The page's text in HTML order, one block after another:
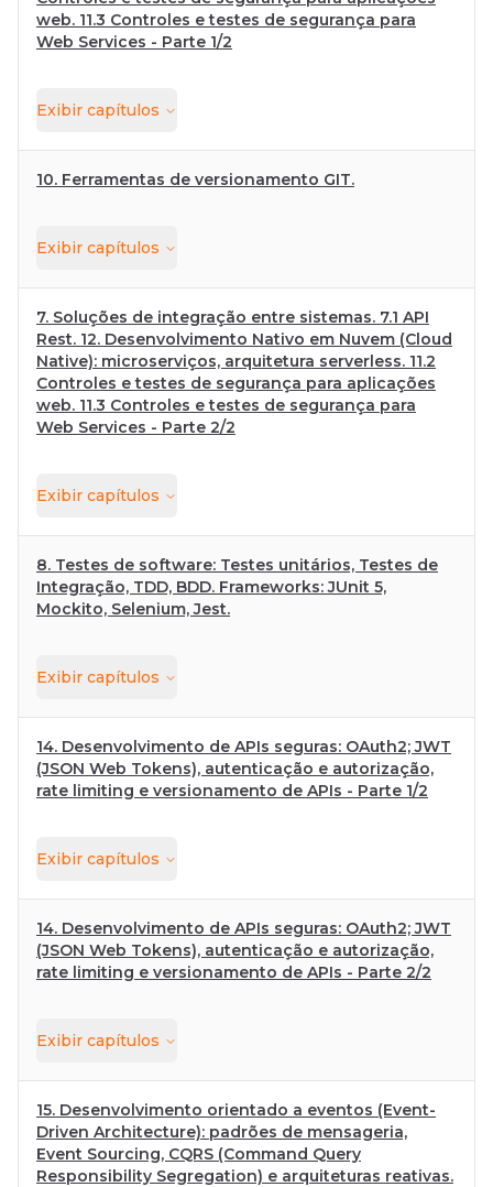
web. 11.3 Controles e testes de segurança para
Web Services - Parte 1/2
Exibir capítulos
10. Ferramentas de versionamento GIT.
Exibir capítulos
7. Soluções de integração entre sistemas. 7.1 API
Rest. 12. Desenvolvimento Nativo em Nuvem (Cloud
Native): microserviços, arquitetura serverless. 11.2
Controles e testes de segurança para aplicações
web. 11.3 Controles e testes de segurança para
Web Services - Parte 2/2
Exibir capítulos
8. Testes de software: Testes unitários, Testes de
Integração, TDD, BDD. Frameworks: JUnit 5,
Mockito, Selenium, Jest.
Exibir capítulos
14. Desenvolvimento de APIs seguras: OAuth2; JWT
(JSON Web Tokens), autenticação e autorização,
rate limiting e versionamento de APIs - Parte 1/2
Exibir capítulos
14. Desenvolvimento de APIs seguras: OAuth2; JWT
(JSON Web Tokens), autenticação e autorização,
rate limiting e versionamento de APIs - Parte 2/2
Exibir capítulos
15. Desenvolvimento orientado a eventos (Event-
Driven Architecture): padrões de mensageria,
Event Sourcing, CQRS (Command Query
Responsibility Segregation) e arquiteturas reativas.